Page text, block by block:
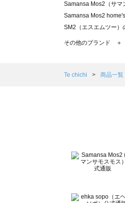
Samansa Mos2（サマ
Samansa Mos2
SM2（エスエムツー）
TSUHARU by
Samansa Mos2
BETTY'S BLUE（べ
Wpc.（ワールドパーテ
その他のブランド ＋
Te chichi 商品一覧